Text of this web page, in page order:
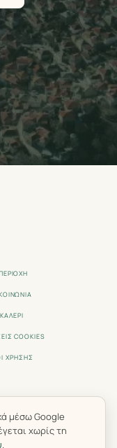
COOKIES
ΧΡΉΣΗΣ
ΟΛΥΜΠΟΣ, ΕΛΛΑΔΑ.
μέσω Google
χωρίς τη
.